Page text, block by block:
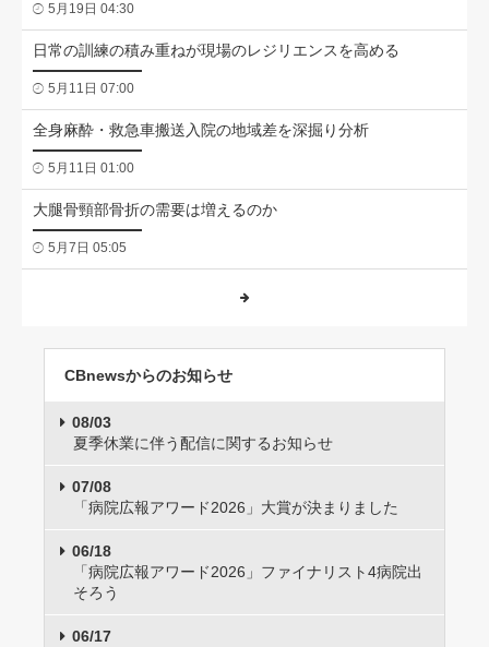
5月19日 04:30
日常の訓練の積み重ねが現場のレジリエンスを高める
5月11日 07:00
全身麻酔・救急車搬送入院の地域差を深掘り分析
5月11日 01:00
大腿骨頸部骨折の需要は増えるのか
5月7日 05:05
CBnewsからのお知らせ
08/03
夏季休業に伴う配信に関するお知らせ
07/08
「病院広報アワード2026」大賞が決まりました
06/18
「病院広報アワード2026」ファイナリスト4病院出
そろう
06/17